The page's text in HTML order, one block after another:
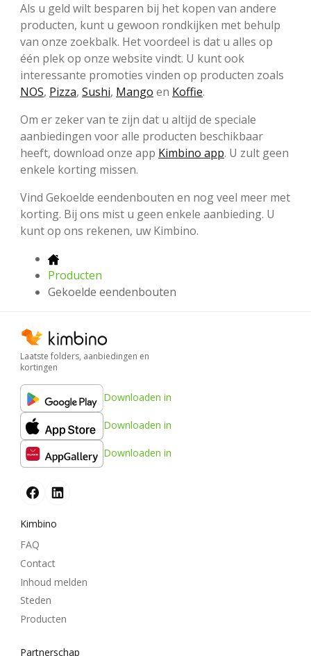
Als u geld wilt besparen bij het kopen van andere
producten, kunt u gewoon rondkijken met behulp
van onze zoekbalk. Het voordeel is dat u alles op
één plek op onze website vindt. U kunt ook
interessante promoties vinden op producten zoals
NOS, Pizza, Sushi, Mango en Koffie.
Om er zeker van te zijn dat u altijd de speciale
aanbiedingen voor alle producten beschikbaar
heeft, download onze app Kimbino app. U zult geen
enkele korting missen.
Vind Gekoelde eendenbouten en nog veel meer met
korting. Bij ons mist u geen enkele aanbieding. U
kunt op ons rekenen, uw Kimbino.
Producten
Gekoelde eendenbouten
Laatste folders, aanbiedingen en
kortingen
Downloaden in
Downloaden in
Downloaden in
Kimbino
FAQ
Contact
Inhoud melden
Steden
Producten
Partnerschap